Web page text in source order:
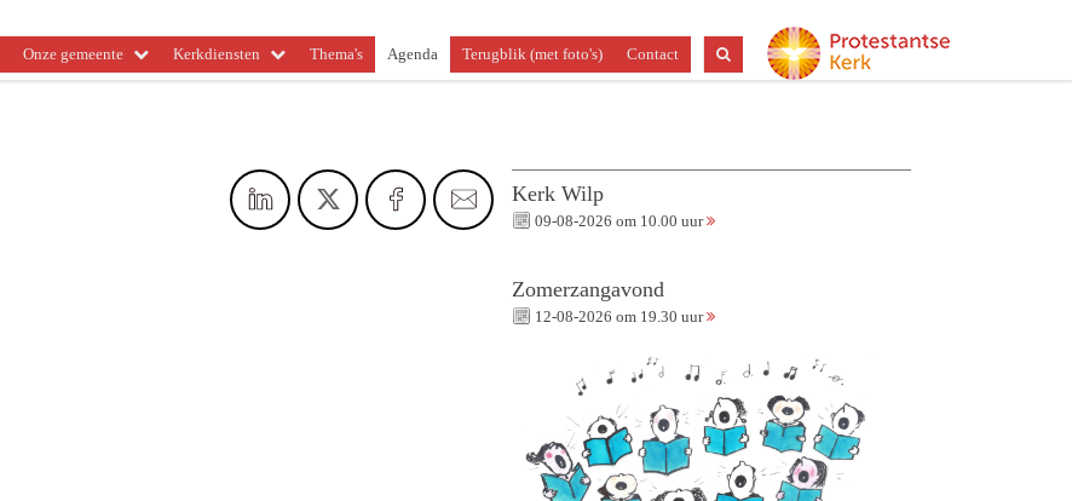
Onze gemeente Kerkdiensten Thema's Agenda Terugblik (met foto's) Contact
Kerk Wilp
09-08-2026 om 10.00 uur
Zomerzangavond
12-08-2026 om 19.30 uur